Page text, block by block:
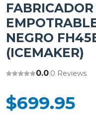
NEGRO
(ICEMAKER)
0.0|0 Reviews
$699.95